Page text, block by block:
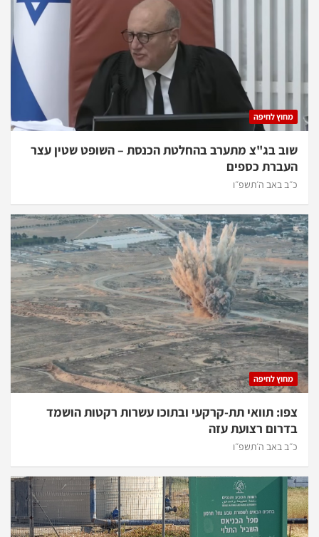
מחוץ לחיפה
שוב בג"צ מתערב בהחלטת הכנסת – השופט שטין עצר
העברת כספים
כ״ב באב ה׳תשפ״ו
מחוץ לחיפה
צפו: תוואי תת-קרקעי ובתוכו עשרות רקטות הושמד
בדרום רצועת עזה
כ״ב באב ה׳תשפ״ו